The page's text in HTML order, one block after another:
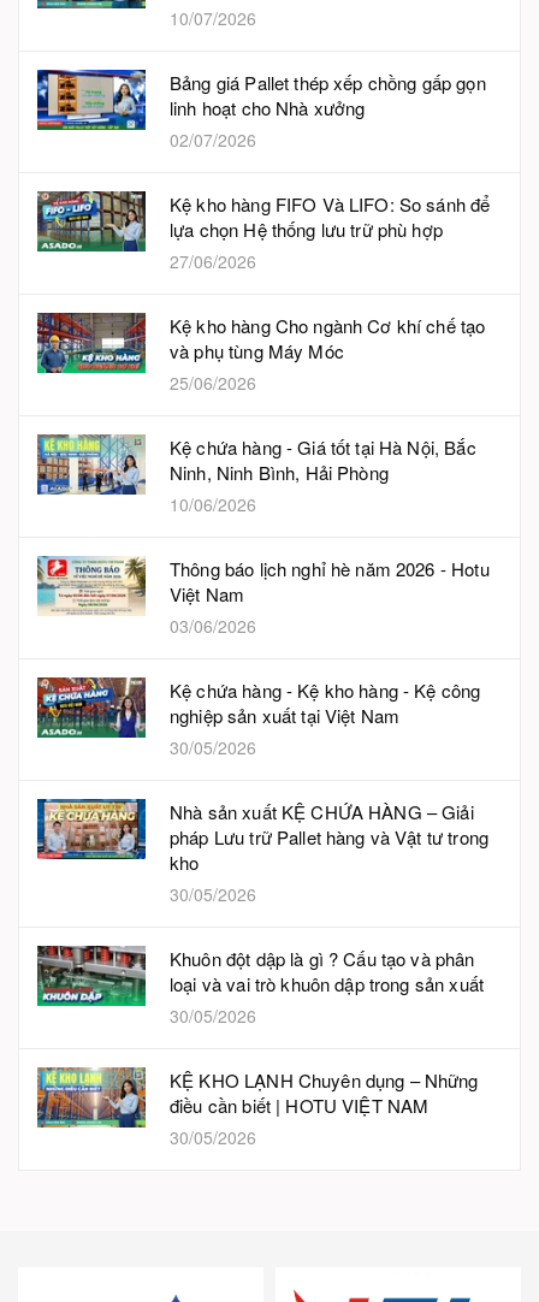
10/07/2026
Bảng giá Pallet thép xếp chồng gấp gọn
linh hoạt cho Nhà xưởng
02/07/2026
Kệ kho hàng FIFO Và LIFO: So sánh để
lựa chọn Hệ thống lưu trữ phù hợp
27/06/2026
Kệ kho hàng Cho ngành Cơ khí chế tạo
và phụ tùng Máy Móc
25/06/2026
Kệ chứa hàng - Giá tốt tại Hà Nội, Bắc
Ninh, Ninh Bình, Hải Phòng
10/06/2026
Thông báo lịch nghỉ hè năm 2026 - Hotu
Việt Nam
03/06/2026
Kệ chứa hàng - Kệ kho hàng - Kệ công
nghiệp sản xuất tại Việt Nam
30/05/2026
Nhà sản xuất KỆ CHỨA HÀNG – Giải
pháp Lưu trữ Pallet hàng và Vật tư trong
kho
30/05/2026
Khuôn đột dập là gì ? Cấu tạo và phân
loại và vai trò khuôn dập trong sản xuất
30/05/2026
KỆ KHO LẠNH Chuyên dụng – Những
điều cần biết | HOTU VIỆT NAM
30/05/2026